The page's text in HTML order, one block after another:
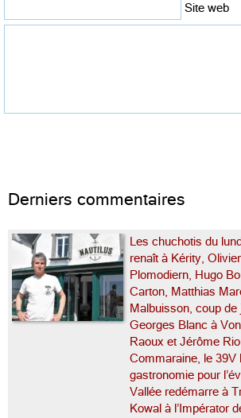
Site web
Derniers commentaires
Les chuchotis du
renaît à Kérity,
Plomodiern, Hugo
Carton, Matthias
Malbuisson, coup de
Georges Blanc à
Raoux et Jérôme
Commaraine, le 39V
gastronomie pour
Vallée redémarre à
Kowal à l’Impérator